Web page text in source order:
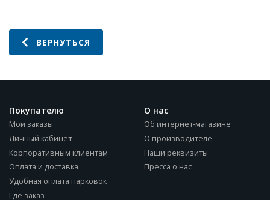
ВЕРНУТЬСЯ
Покупателю
Мои заказы
Личный кабинет
Корпоративным клиентам
Оплата и доставка
Удобная оплата парковок
Где заказ
О нас
Об интернет-магазине
О производителе
Наши реквизиты
Пресса о нас